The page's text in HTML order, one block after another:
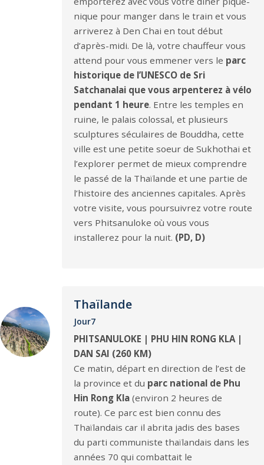
nique pour manger dans le train et vous
arriverez à Den Chai en tout début
d’après-midi. De là, votre chauffeur vous
attend pour vous emmener vers le parc
historique de l’UNESCO de Sri
Satchanalai que vous arpenterez à vélo
pendant 1 heure. Entre les temples en
ruine, le palais colossal, et plusieurs
sculptures séculaires de Bouddha, cette
ville est une petite soeur de Sukhothai et
l’explorer permet de mieux comprendre
le passé de la Thaïlande et une partie de
l’histoire des anciennes capitales. Après
votre visite, vous poursuivrez votre route
vers Phitsanuloke où vous vous
installerez pour la nuit. (PD, D)
Thaïlande
Jour7
PHITSANULOKE | PHU HIN RONG KLA |
DAN SAI (260 KM)
Ce matin, départ en direction de l’est de
la province et du parc national de Phu
Hin Rong Kla (environ 2 heures de
route). Ce parc est bien connu des
Thaïlandais car il abrita jadis des bases
du parti communiste thaïlandais dans les
années 70 qui combattait le